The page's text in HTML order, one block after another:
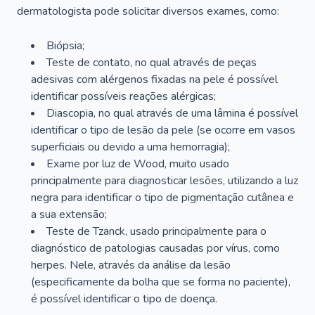
dermatologista pode solicitar diversos exames, como:
Biópsia;
Teste de contato, no qual através de peças
adesivas com alérgenos fixadas na pele é possível
identificar possíveis reações alérgicas;
Diascopia, no qual através de uma lâmina é possível
identificar o tipo de lesão da pele (se ocorre em vasos
superficiais ou devido a uma hemorragia);
Exame por luz de Wood, muito usado
principalmente para diagnosticar lesões, utilizando a luz
negra para identificar o tipo de pigmentação cutânea e
a sua extensão;
Teste de Tzanck, usado principalmente para o
diagnóstico de patologias causadas por vírus, como
herpes. Nele, através da análise da lesão
(especificamente da bolha que se forma no paciente),
é possível identificar o tipo de doença.